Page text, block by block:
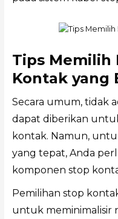
Tips Memilih
Kontak yang
Secara umum, tidak
dapat diberikan
kontak. Namun,
yang tepat, Anda
komponen stop
Pemilihan stop
untuk meminimalisir